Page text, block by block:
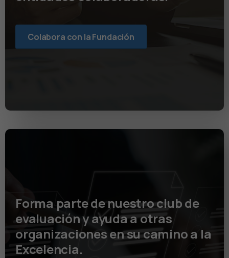
Colabora con la Fundación
Forma parte de nuestro club de
evaluación y ayuda a otras
organizaciones en su camino a la
Excelencia.